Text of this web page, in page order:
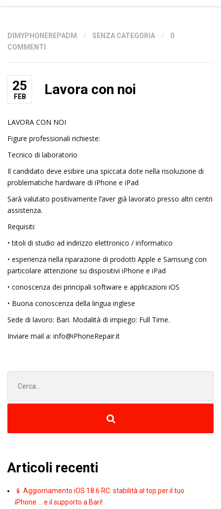
DIMYPHONEREPADM / SENZA CATEGORIA /
0
COMMENTI
25
FEB Lavora con noi
LAVORA CON NOI
Figure professionali richieste:
Tecnico di laboratorio
Il candidato deve esibire una spiccata dote nella risoluzione di
problematiche hardware di iPhone e iPad
Sarà valutato positivamente l’aver già lavorato presso altri centri
assistenza.
Requisiti:
• titoli di studio ad indirizzo elettronico / informatico
• esperienza nella riparazione di prodotti Apple e Samsung con
particolare attenzione su dispositivi iPhone e iPad
• conoscenza dei principali software e applicazioni iOS
• Buona conoscenza della lingua inglese
Sede di lavoro: Bari. Modalità di impiego: Full Time.
Inviare mail a: info@iPhoneRepair.it
per:
Articoli recenti
📱 Aggiornamento iOS 18.6 RC: stabilità al top per il tuo
iPhone … e il supporto a Bari!